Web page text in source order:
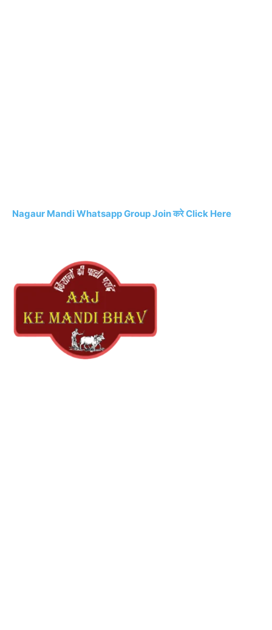
Nagaur Mandi Whatsapp Group Join करे Click Here